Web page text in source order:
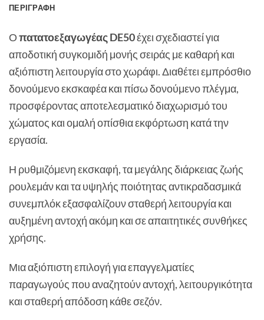
ΠΕΡΙΓΡΑΦΉ
ΟπατατοεξαγωγέαςDE50έχει σχεδιαστεί για
αποδοτική συγκομιδή μονής σειράς με καθαρή και
αξιόπιστη λειτουργία στο χωράφι. Διαθέτει εμπρόσθιο
δονούμενο εκσκαφέα και πίσω δονούμενο πλέγμα,
προσφέροντας αποτελεσματικό διαχωρισμό του
χώματος και ομαλή οπίσθια εκφόρτωση κατά την
εργασία.
Η ρυθμιζόμενη εκσκαφή, τα μεγάλης διάρκειας ζωής
ρουλεμάν και τα υψηλής ποιότητας αντικραδασμικά
συνεμπλόκ εξασφαλίζουν σταθερή λειτουργία και
αυξημένη αντοχή ακόμη και σε απαιτητικές συνθήκες
χρήσης.
Μια αξιόπιστη επιλογή για επαγγελματίες
παραγωγούς που αναζητούν αντοχή, λειτουργικότητα
και σταθερή απόδοση κάθε σεζόν.